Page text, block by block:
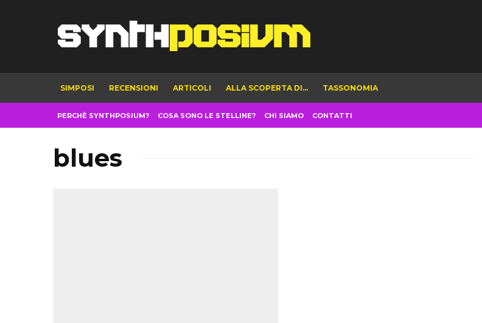
SIMPOSI RECENSIONI ARTICOLI ALLA SCOPERTA DI… TASSONOMIA
PERCHÈ SYNTHPOSIUM? COSA SONO LE STELLINE? CHI SIAMO CONTATTI
blues